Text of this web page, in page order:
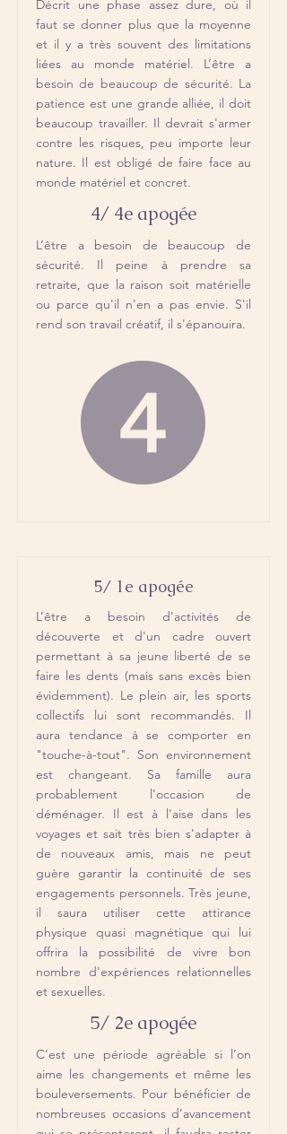
Décrit une phase assez dure, où il
faut se donner plus que la moyenne
et il y a très souvent des limitations
liées au monde matériel. L’être a
besoin de beaucoup de sécurité. La
patience est une grande alliée, il doit
beaucoup travailler. Il devrait s'armer
contre les risques, peu importe leur
nature. Il est obligé de faire face au
monde matériel et concret.
4/ 4e apogée
L’être a besoin de beaucoup de
sécurité. Il peine à prendre sa
retraite, que la raison soit matérielle
ou parce qu'il n'en a pas envie. S'il
rend son travail créatif, il s'épanouira.
5/ 1e apogée
L’être a besoin d'activités de
découverte et d'un cadre ouvert
permettant à sa jeune liberté de se
faire les dents (mais sans excès bien
évidemment). Le plein air, les sports
collectifs lui sont recommandés. Il
aura tendance à se comporter en
"touche-à-tout". Son environnement
est changeant. Sa famille aura
probablement l'occasion de
déménager. Il est à l'aise dans les
voyages et sait très bien s'adapter à
de nouveaux amis, mais ne peut
guère garantir la continuité de ses
engagements personnels. Très jeune,
il saura utiliser cette attirance
physique quasi magnétique qui lui
offrira la possibilité de vivre bon
nombre d'expériences relationnelles
et sexuelles.
5/ 2e apogée
C’est une période agréable si l’on
aime les changements et même les
bouleversements. Pour bénéficier de
nombreuses occasions d’avancement